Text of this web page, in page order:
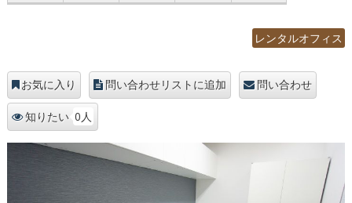
レンタルオフィス
お気に入り 問い合わせリストに追加 問い合わせ
知りたい 0人